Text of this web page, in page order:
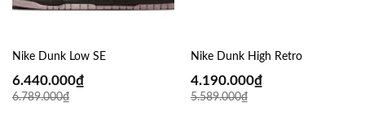
Nike Dunk Low SE
6.789.000₫
6.440.000₫
Nike Dunk High Retro
5.589.000₫
4.190.000₫